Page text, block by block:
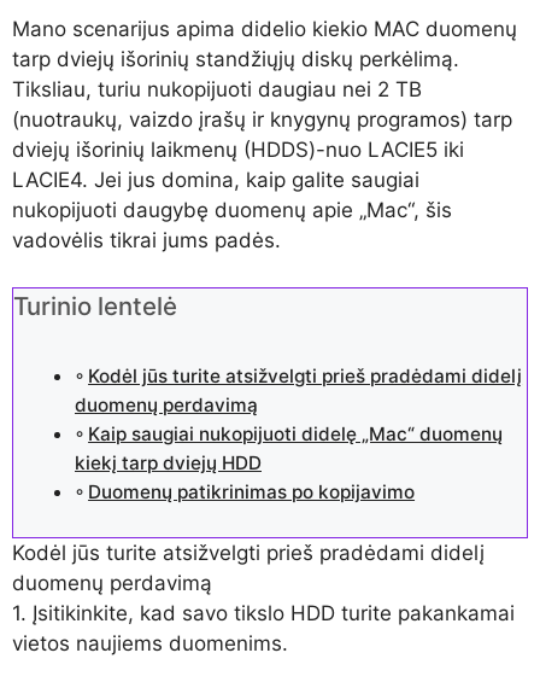
Mano scenarijus apima didelio kiekio MAC duomenų
tarp dviejų išorinių standžiųjų diskų perkėlimą.
Tiksliau, turiu nukopijuoti daugiau nei 2 TB
(nuotraukų, vaizdo įrašų ir knygynų programos) tarp
dviejų išorinių laikmenų (HDDS)-nuo LACIE5 iki
LACIE4. Jei jus domina, kaip galite saugiai
nukopijuoti daugybę duomenų apie „Mac“, šis
vadovėlis tikrai jums padės.
Turinio lentelė
Kodėl jūs turite atsižvelgti prieš pradėdami didelį
duomenų perdavimą
Kaip saugiai nukopijuoti didelę „Mac“ duomenų
kiekį tarp dviejų HDD
Duomenų patikrinimas po kopijavimo
Kodėl jūs turite atsižvelgti prieš pradėdami didelį
duomenų perdavimą
1. Įsitikinkite, kad savo tikslo HDD turite pakankamai
vietos naujiems duomenims.